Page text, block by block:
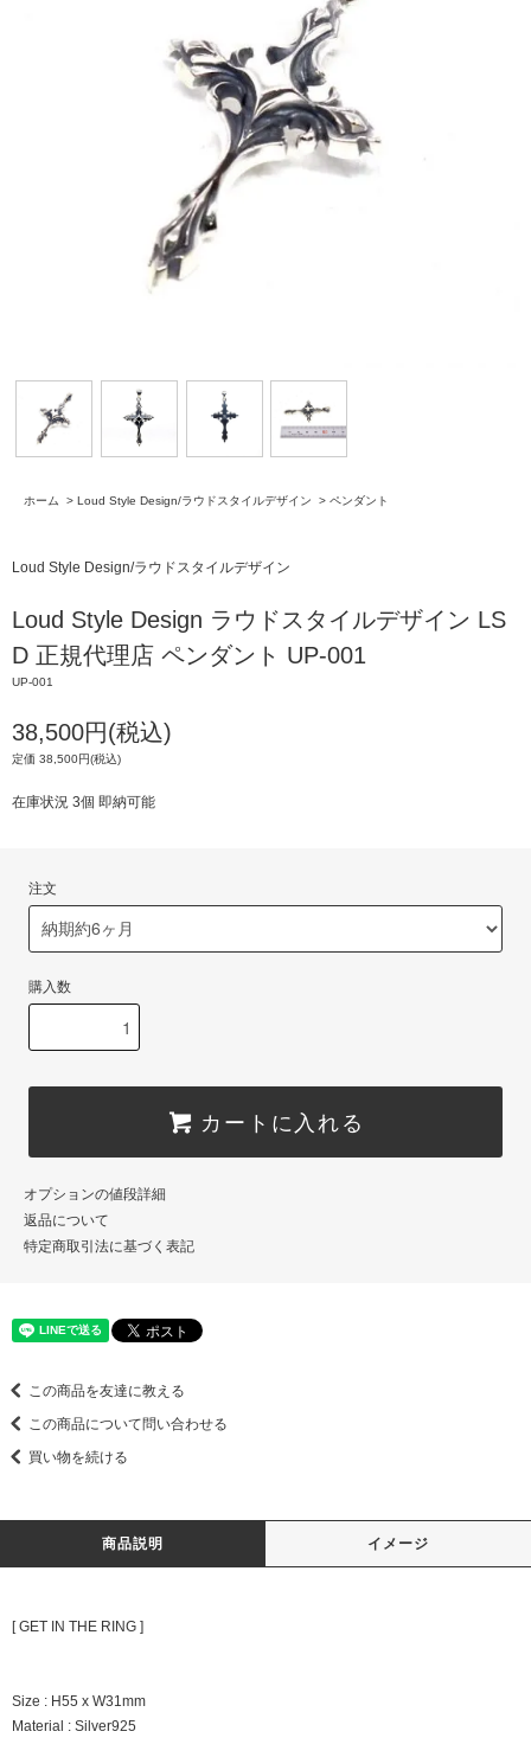
ホーム > Loud Style Design/ラウドスタイルデザイン > ペンダント
Loud Style Design/ラウドスタイルデザイン
Loud Style Design ラウドスタイルデザイン LS
D 正規代理店 ペンダント UP-001
UP-001
38,500円(税込)
定価 38,500円(税込)
在庫状況 3個 即納可能
注文
購入数
カートに入れる
オプションの値段詳細
返品について
特定商取引法に基づく表記
この商品を友達に教える
この商品について問い合わせる
買い物を続ける
商品説明 イメージ
[ GET IN THE RING ]
Size : H55 x W31mm
Material : Silver925